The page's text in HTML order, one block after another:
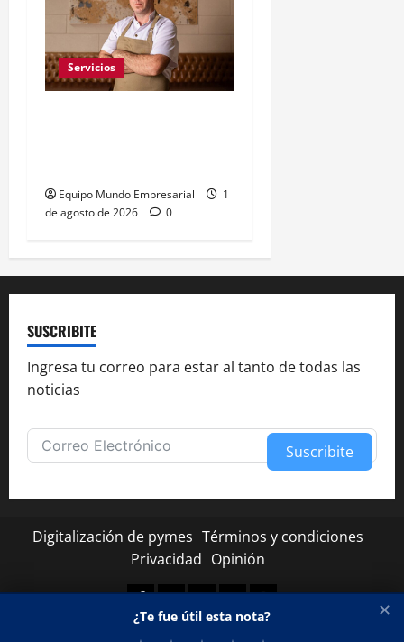
Servicios
Equipo Mundo Empresarial
1
de agosto de 2026
0
SUSCRIBITE
Ingresa tu correo para estar al tanto de todas las
noticias
Suscribite
Digitalización de pymes Términos y condiciones
Privacidad Opinión
Facebook
TwitterLinkedinYoutubeInstagram
✕
¿Te fue útil esta nota?